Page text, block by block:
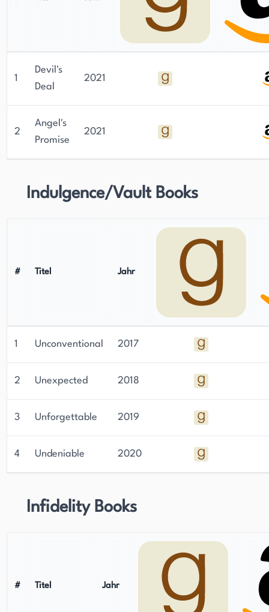
1
Devil's
Deal
2021
2
Angel's
Promise
2021
Indulgence/Vault Books
# Titel Jahr
1 Unconventional 2017
2 Unexpected 2018
3 Unforgettable 2019
4 Undeniable 2020
Infidelity Books
# Titel Jahr